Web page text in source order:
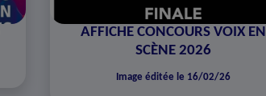
AFFICHE CONCOURS VOIX EN
SCÈNE 2026
Image éditée le 16/02/26